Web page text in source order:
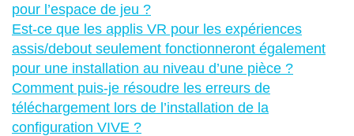
pour l’espace de jeu ?
Est-ce que les applis VR pour les expériences
assis/debout seulement fonctionneront également
pour une installation au niveau d’une pièce ?
Comment puis-je résoudre les erreurs de
téléchargement lors de l’installation de la
configuration VIVE ?